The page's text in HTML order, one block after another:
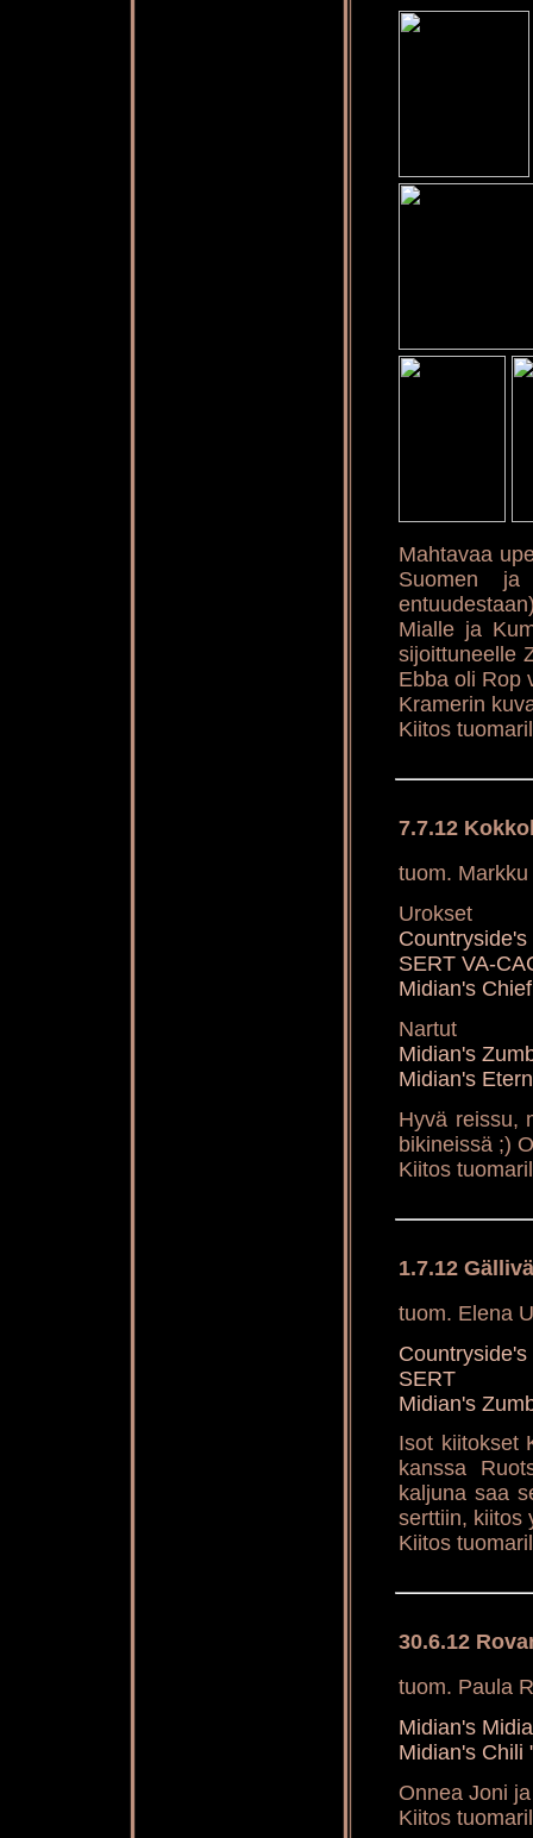
Mahtavaa
Suomen
Mialle ja
sijoittuneelle
Ebba oli Rop
Kramerin
Kiitos
7.7.12
tuom.
Urokset
SERT VA-
Midian's
Nartut
Midian's
Midian's
Hyvä reissu,
bikineissä ;)
Kiitos
1.7.12
tuom. Elena
SERT
Midian's
Isot kiitokset
kanssa
kaljuna saa
serttiin, kiitos
Kiitos
30.6.12
tuom. Paula
Midian's
Midian's Chili
Onnea Joni
Kiitos